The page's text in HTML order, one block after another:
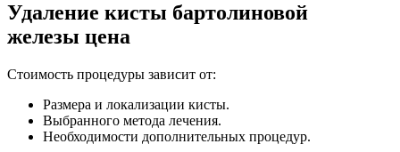
Удаление кисты бартолиновой
железы цена
Стоимость процедуры зависит от:
Размера и локализации кисты.
Выбранного метода лечения.
Необходимости дополнительных процедур.